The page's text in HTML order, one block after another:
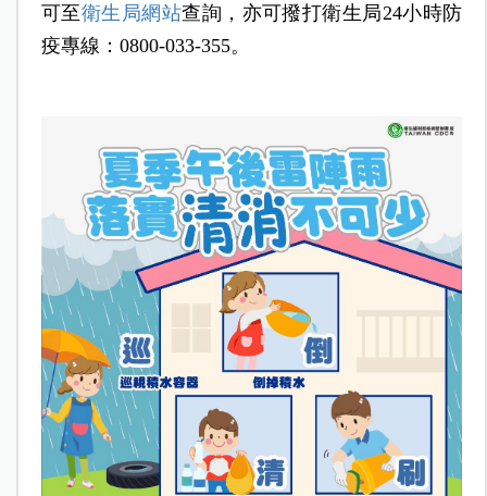
可至衛生局網站查詢，亦可撥打衛生局24小時防
疫專線：0800-033-355。